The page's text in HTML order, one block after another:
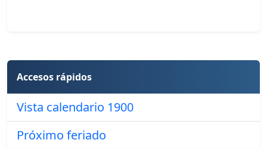
Accesos rápidos
Vista calendario 1900
Próximo feriado